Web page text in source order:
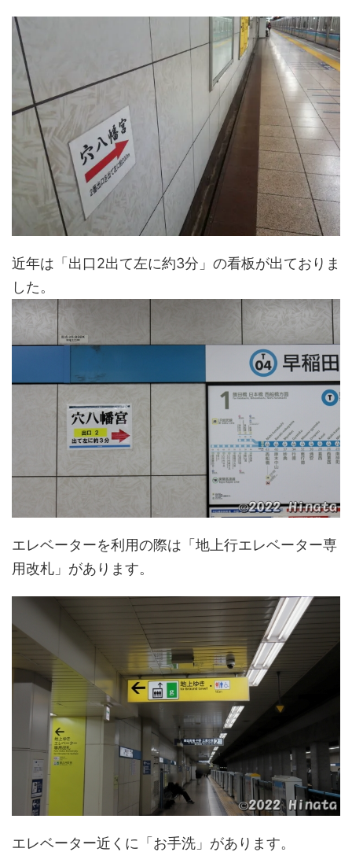
近年は「出口2出て左に約3分」の看板が出ておりま
した。
エレベーターを利用の際は「地上行エレベーター専
用改札」があります。
エレベーター近くに「お手洗」があります。